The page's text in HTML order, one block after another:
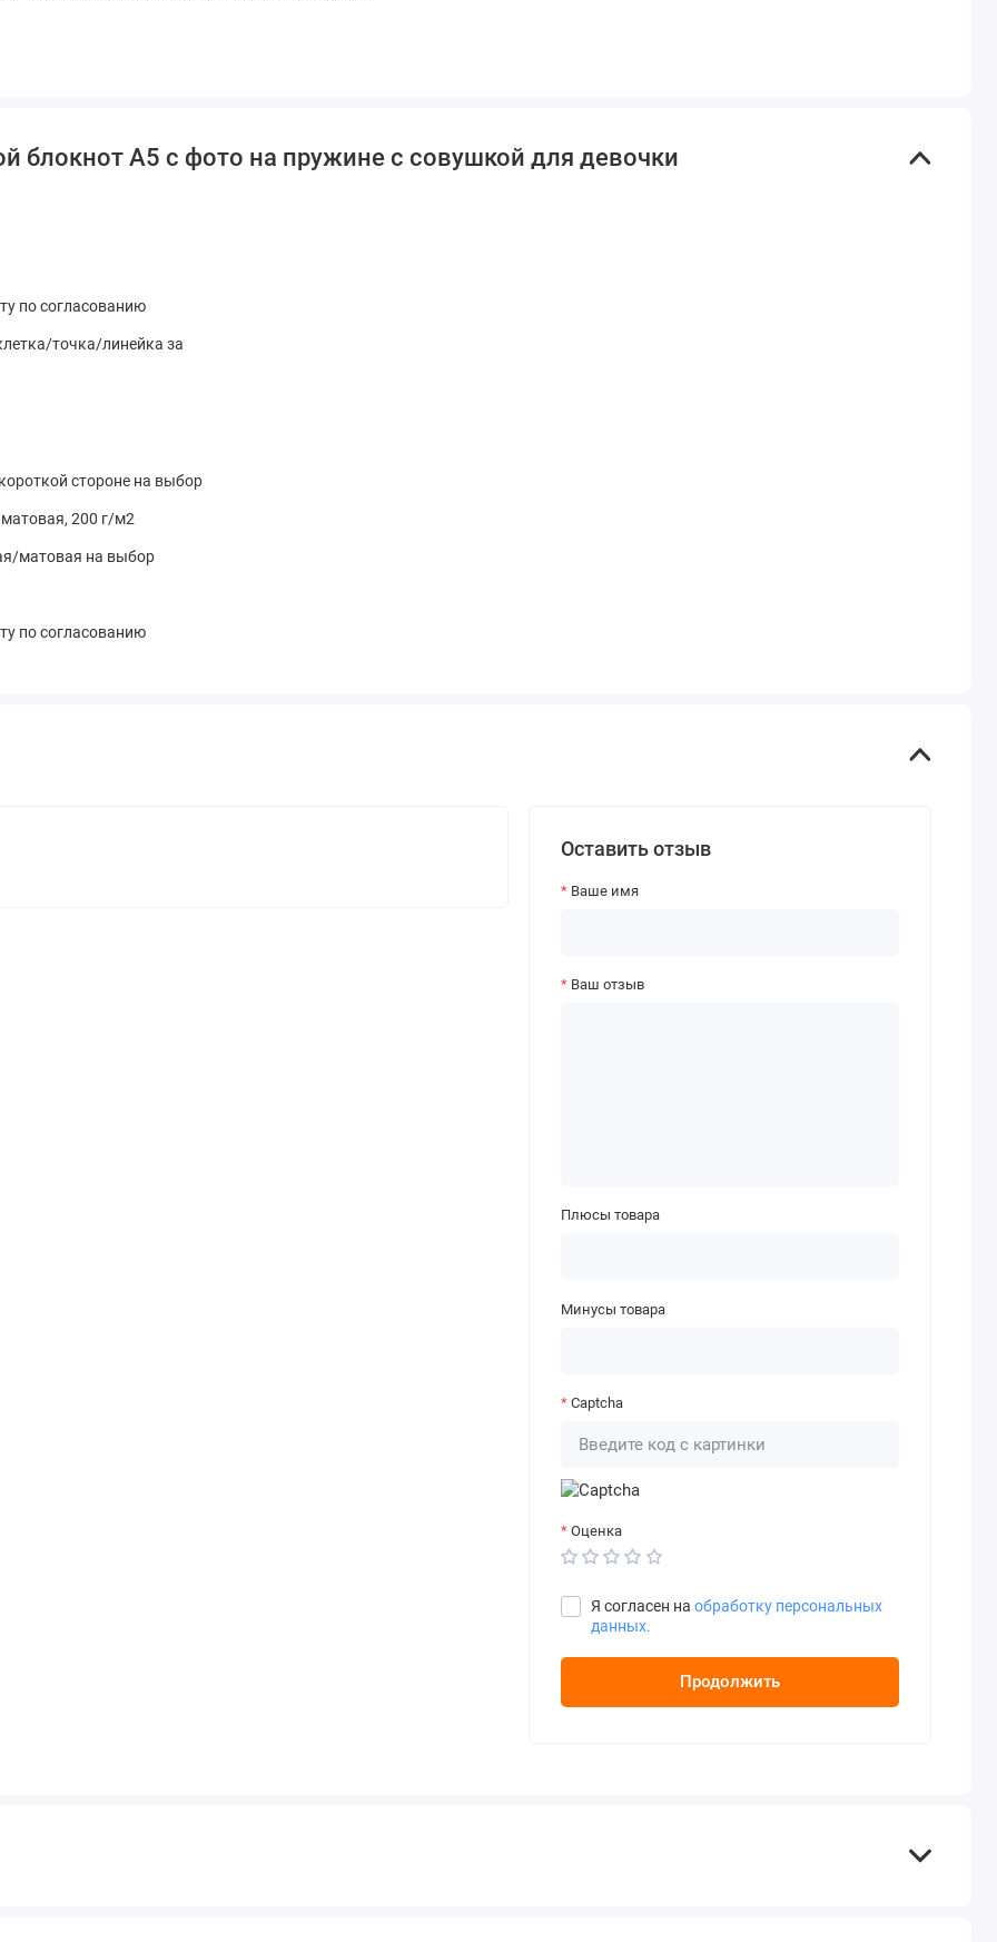
— как предпочитает ваша принцесса.
в лапках совы.
бал.
блокнот А5 с фото на пружине с совушкой для девочки
по согласованию
точка/линейка за
стороне на выбор
200 г/м2
матовая на выбор
по согласованию
Оставить отзыв
Ваше имя
Ваш отзыв
Плюсы товара
Минусы товара
Captcha
Оценка
Я согласен наобработку персональных
данных.
Продолжить